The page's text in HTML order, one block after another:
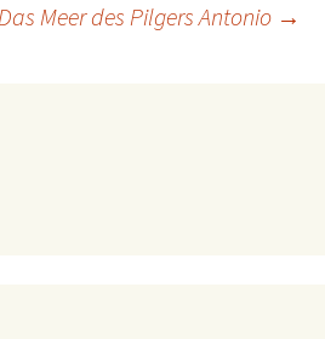
Meer des Pilgers Antonio →